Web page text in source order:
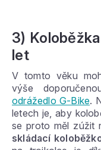
3)
let
V tomto věku
výše
odrážedlo G-Bike.
letech je, aby
se proto měl zúžit
skládací